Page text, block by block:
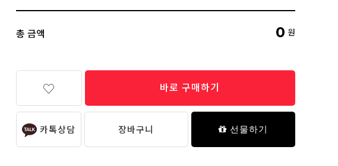
총 금액 0 원
바로 구매하기
카톡상담 장바구니 선물하기